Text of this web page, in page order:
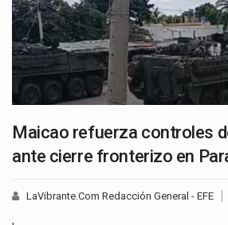
Maicao refuerza controles
ante cierre fronterizo en
LaVibrante.Com Redacción General - EFE